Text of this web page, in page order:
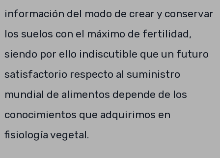
información del modo de crear y conservar
los suelos con el máximo de fertilidad,
siendo por ello indiscutible que un futuro
satisfactorio respecto al suministro
mundial de alimentos depende de los
conocimientos que adquirimos en
fisiología vegetal.